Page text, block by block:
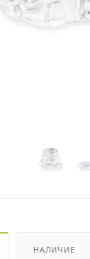
НАЛИЧИЕ